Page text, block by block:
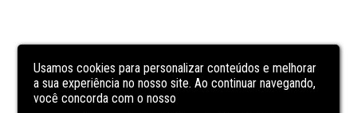
Usamos cookies para personalizar conteúdos e melhorar
a sua experiência no nosso site. Ao continuar navegando,
você concorda com o nosso